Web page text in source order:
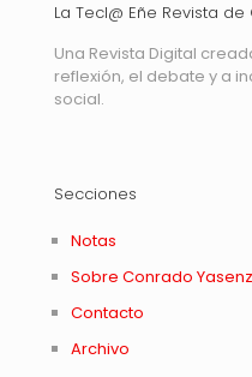
La Tecl@ Eñe Revista
Una Revista Digital
reflexión, el debate y a
social.
Secciones
Notas
Sobre Conrado
Contacto
Archivo